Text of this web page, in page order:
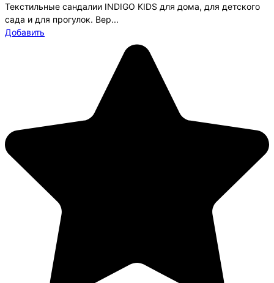
Текстильные сандалии INDIGO KIDS для дома, для детского
сада и для прогулок. Вер...
Добавить